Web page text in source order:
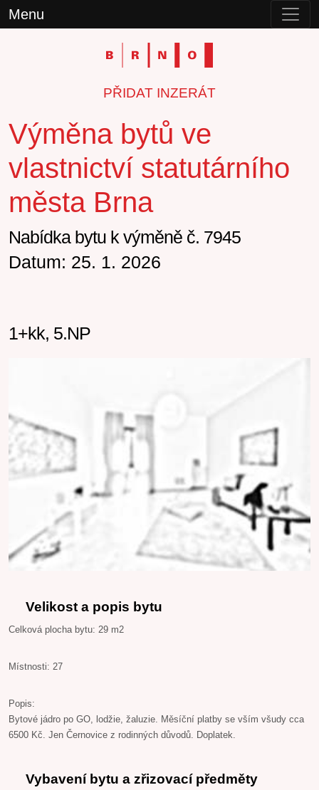
Menu
PŘIDAT INZERÁT
Výměna bytů ve
vlastnictví statutárního
města Brna
Nabídka bytu k výměně č. 7945
Datum: 25. 1. 2026
1+kk, 5.NP
Velikost a popis bytu
Celková plocha bytu: 29 m2
Místnosti: 27
Popis:
Bytové jádro po GO, lodžie, žaluzie. Měsíční platby se vším všudy cca
6500 Kč. Jen Černovice z rodinných důvodů. Doplatek.
Vybavení bytu a zřizovací předměty